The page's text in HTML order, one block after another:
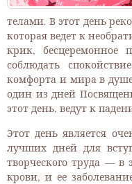
телами. В этот день
которая ведет к
крик,
соблюдать
комфорта и мира в
один из дней
этот день, ведут к
Этот день является
лучших дней для
творческого труда —
крови, и ее